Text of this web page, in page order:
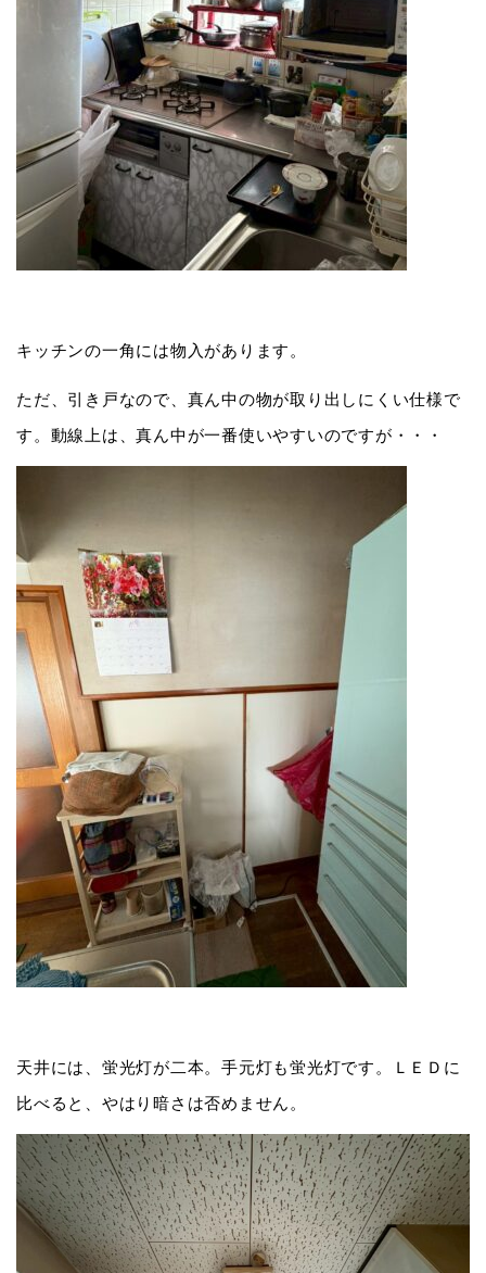
キッチンの一角には物入があります。
ただ、引き戸なので、真ん中の物が取り出しにくい仕様で
す。動線上は、真ん中が一番使いやすいのですが・・・
天井には、蛍光灯が二本。手元灯も蛍光灯です。ＬＥＤに
比べると、やはり暗さは否めません。